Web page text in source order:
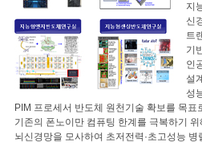
지
신
트
기
인
설
성
PIM 프로세서 반도체 원천기술 확보를 목표
기존의 폰노이만 컴퓨팅 한계를 극복하기
뇌신경망을 모사하여 초저전력·초고성능